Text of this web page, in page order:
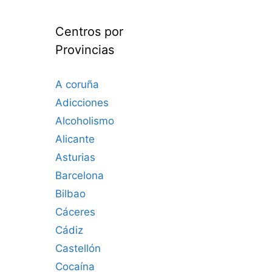
Centros por
Provincias
A coruña
Adicciones
Alcoholismo
Alicante
Asturias
Barcelona
Bilbao
Cáceres‎
Cádiz
Castellón
Cocaína